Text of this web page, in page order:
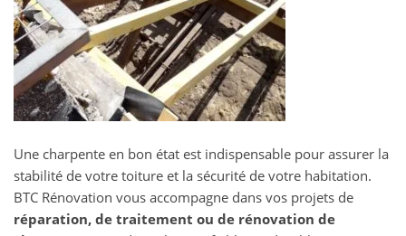
Une charpente en bon état est indispensable pour assurer la
stabilité de votre toiture et la sécurité de votre habitation.
BTC Rénovation vous accompagne dans vos projets de
réparation, de traitement ou de rénovation de